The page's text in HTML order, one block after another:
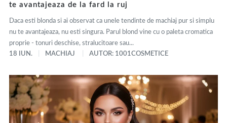
te avantajeaza de la fard la ruj
Daca esti blonda si ai observat ca unele tendinte de machiaj pur si simplu
nu te avantajeaza, nu esti singura. Parul blond vine cu o paleta cromatica
proprie - tonuri deschise, stralucitoare sau...
18 IUN.
MACHIAJ AUTOR: 1001COSMETICE